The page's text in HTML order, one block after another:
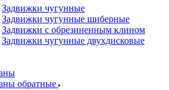
Задвижки чугунные
Задвижки чугунные шиберные
Задвижки с обрезиненным клином
Задвижки чугунные двухдисковые
обратные